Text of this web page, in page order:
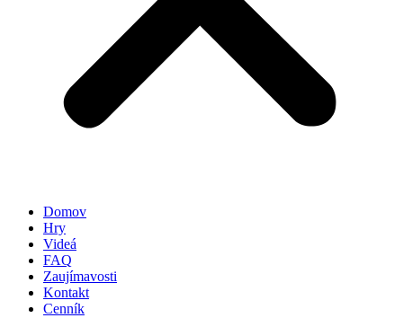
Domov
Hry
Videá
FAQ
Zaujímavosti
Kontakt
Cenník